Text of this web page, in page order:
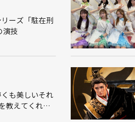
ーズ「駐在刑
演技
も美しいそれ
教えてくれた